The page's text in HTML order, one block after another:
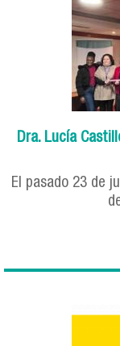
Dra. Lucía
El pasado 23 de